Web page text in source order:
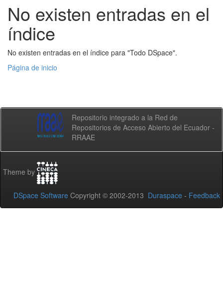
No existen entradas en el
índice
No existen entradas en el índice para "Todo DSpace".
Página de inicio
Repositorio integrado a la Red de
Repositorios de Acceso Abierto del Ecuador -
RRAAE
Theme by
DSpace Software Copyright © 2002-2013 Duraspace - Feedback